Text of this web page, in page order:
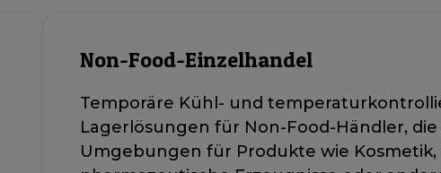
Non-Food-Einzelhandel
Temporäre Kühl- und
Lagerlösungen für Non-Food-Händler,
Umgebungen für Produkte wie